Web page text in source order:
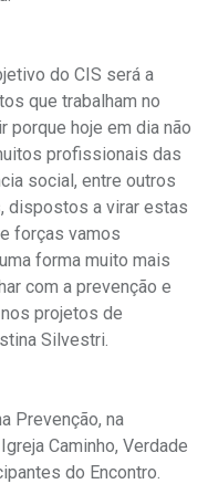
do CIS será a
que trabalham no
porque hoje em dia não
profissionais das
social, entre outros
dispostos a virar estas
forças vamos
forma muito mais
com a prevenção e
projetos de
Silvestri.
Prevenção, na
Caminho, Verdade
do Encontro.